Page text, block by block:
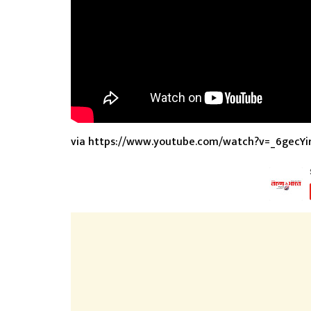
via https://www.youtube.com/